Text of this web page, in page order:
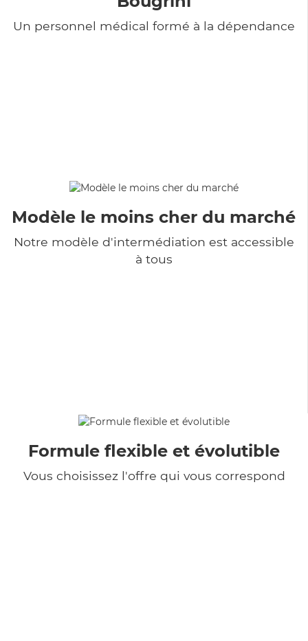
Un personnel médical formé à la dépendance
Modèle le moins cher du marché
Notre modèle d'intermédiation est accessible
à tous
Formule flexible et évolutible
Vous choisissez l'offre qui vous correspond